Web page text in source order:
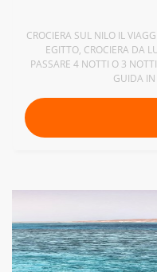
CROCIERA SUL NILO IL
EGITTO, CROCIERA DA
PASSARE 4 NOTTI O 3
GUIDA IN